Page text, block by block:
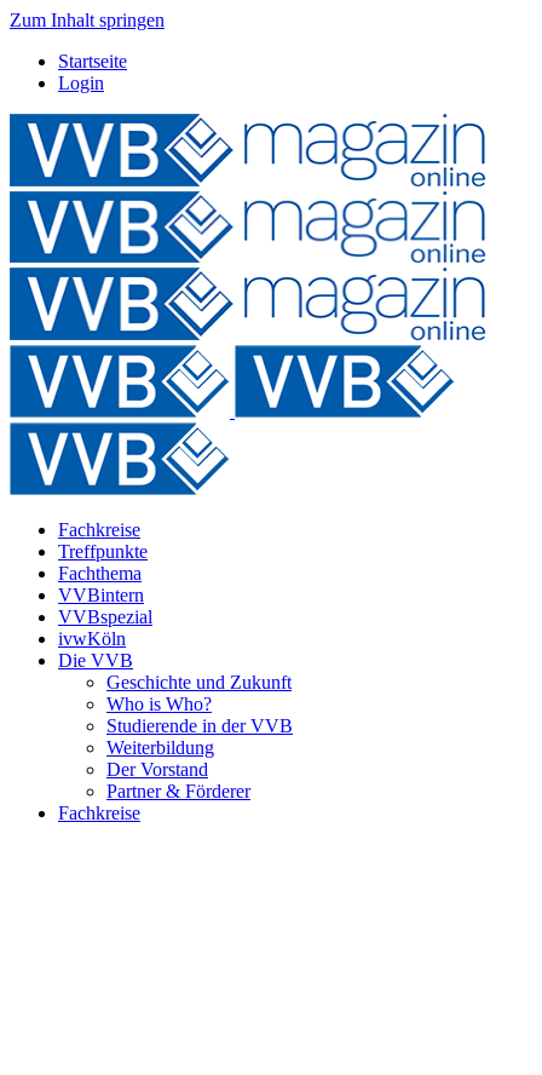
Zum Inhalt springen
Startseite
Login
Fachkreise
Treffpunkte
Fachthema
VVBintern
VVBspezial
ivwKöln
Die VVB
Geschichte und Zukunft
Who is Who?
Studierende in der VVB
Weiterbildung
Der Vorstand
Partner & Förderer
Fachkreise